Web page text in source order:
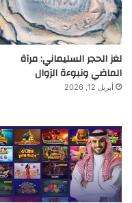
لغز الحجر السليماني: مرآة
الماضي ونبوءة الزوال
أبريل 12, 2026